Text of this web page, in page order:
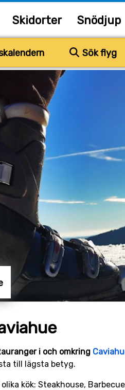
Skidorter Snödjup
Sök flyg
i och omkring
till lägsta betyg.
kök: Steakhouse,